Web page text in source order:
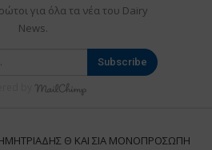
για όλα τα νέα του Dairy
News.
Subscribe
Θ ΚΑΙ ΣΙΑ ΜΟΝΟΠΡΟΣΩΠΗ